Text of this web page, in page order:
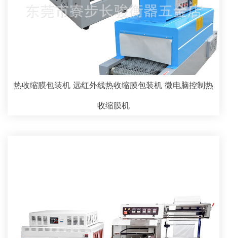
热收缩膜包装机 远红外线热收缩膜包装机 微电脑控制热
收缩膜机